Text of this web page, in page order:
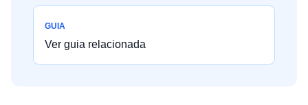
GUIA
Ver guia relacionada